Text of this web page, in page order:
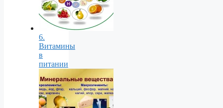
6.
Витамины
в
питании